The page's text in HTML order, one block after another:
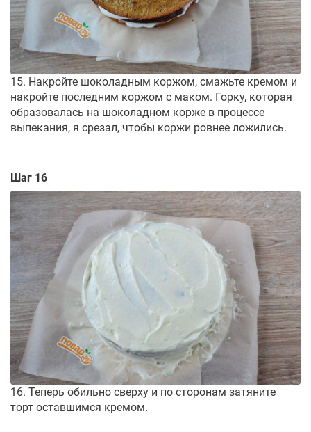
15. Накройте шоколадным коржом, смажьте кремом и
накройте последним коржом с маком. Горку, которая
образовалась на шоколадном корже в процессе
выпекания, я срезал, чтобы коржи ровнее ложились.
Шаг 16
16. Теперь обильно сверху и по сторонам затяните
торт оставшимся кремом.